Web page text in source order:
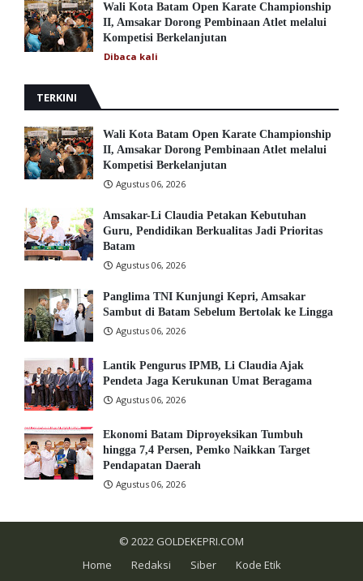
Wali Kota Batam Open Karate Championship
II, Amsakar Dorong Pembinaan Atlet melalui
Kompetisi Berkelanjutan
Dibaca kali
TERKINI
Wali Kota Batam Open Karate Championship
II, Amsakar Dorong Pembinaan Atlet melalui
Kompetisi Berkelanjutan
Agustus 06, 2026
Amsakar-Li Claudia Petakan Kebutuhan
Guru, Pendidikan Berkualitas Jadi Prioritas
Batam
Agustus 06, 2026
Panglima TNI Kunjungi Kepri, Amsakar
Sambut di Batam Sebelum Bertolak ke Lingga
Agustus 06, 2026
Lantik Pengurus IPMB, Li Claudia Ajak
Pendeta Jaga Kerukunan Umat Beragama
Agustus 06, 2026
Ekonomi Batam Diproyeksikan Tumbuh
hingga 7,4 Persen, Pemko Naikkan Target
Pendapatan Daerah
Agustus 06, 2026
© 2022 GOLDEKEPRI.COM
Home
Redaksi Siber Kode Etik